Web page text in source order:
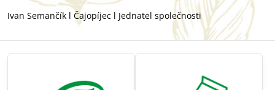
Ivan Semančík l Čajopíjec l Jednatel společnosti